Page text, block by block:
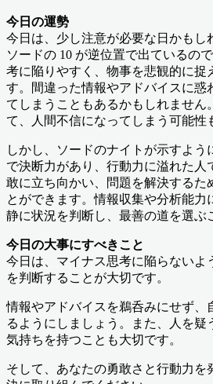
今日の運勢
今日は、少し注意が必要な日かもし
ソードの 10 が逆位置で出ているの
考に陥りやすく、物事を悲観的に捉
す。間違った情報やアドバイスに惑
てしまうこともあるかもしれません
て、人間不信になってしまう可能性
しかし、ソードのナイトが示すよう
で決断力があり、行動力に溢れた人
敢に立ち向かい、問題を解決するた
とができます。情報収集や分析能力
静に状況を判断し、最善の道を選ぶ
今日の大事にすべきこと
今日は、マイナス思考に陥らないよ
を判断することが大切です。
情報やアドバイスを鵜呑みにせず、
るようにしましょう。また、人を疑
気持ちを持つことも大切です。
そして、あなたの勇敢さと行動力を